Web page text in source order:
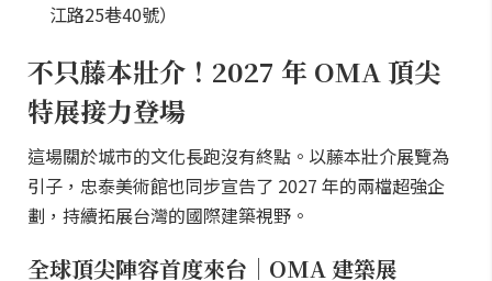
江路25巷40號）
不只藤本壯介！2027 年 OMA 頂尖
特展接力登場
這場關於城市的文化長跑沒有終點。以藤本壯介展覽為
引子，忠泰美術館也同步宣告了 2027 年的兩檔超強企
劃，持續拓展台灣的國際建築視野。
全球頂尖陣容首度來台｜OMA 建築展